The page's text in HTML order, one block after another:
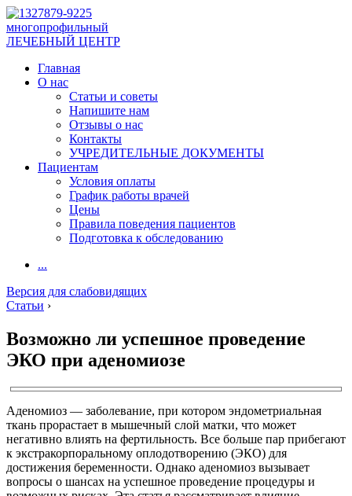
многопрофильный
ЛЕЧЕБНЫЙ ЦЕНТР
Главная
О нас
Статьи и советы
Напишите нам
Отзывы о нас
Контакты
УЧРЕДИТЕЛЬНЫЕ ДОКУМЕНТЫ
Пациентам
Условия оплаты
График работы врачей
Цены
Правила поведения пациентов
Подготовка к обследованию
...
Версия для слабовидящих
Статьи ›
Возможно ли успешное проведение
ЭКО при аденомиозе
Аденомиоз — заболевание, при котором эндометриальная
ткань прорастает в мышечный слой матки, что может
негативно влиять на фертильность. Все больше пар прибегают
к экстракорпоральному оплодотворению (ЭКО) для
достижения беременности. Однако аденомиоз вызывает
вопросы о шансах на успешное проведение процедуры и